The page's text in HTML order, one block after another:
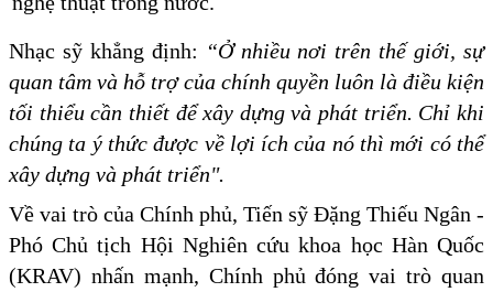
Nhạc sỹ khẳng định: “Ở nhiều nơi trên thế giới, sự
quan tâm và hỗ trợ của chính quyền luôn là điều kiện
tối thiểu cần thiết để xây dựng và phát triển. Chỉ khi
chúng ta ý thức được về lợi ích của nó thì mới có thể
xây dựng và phát triển".
Về vai trò của Chính phủ, Tiến sỹ Đặng Thiếu Ngân -
Phó Chủ tịch Hội Nghiên cứu khoa học Hàn Quốc
(KRAV) nhấn mạnh, Chính phủ đóng vai trò quan